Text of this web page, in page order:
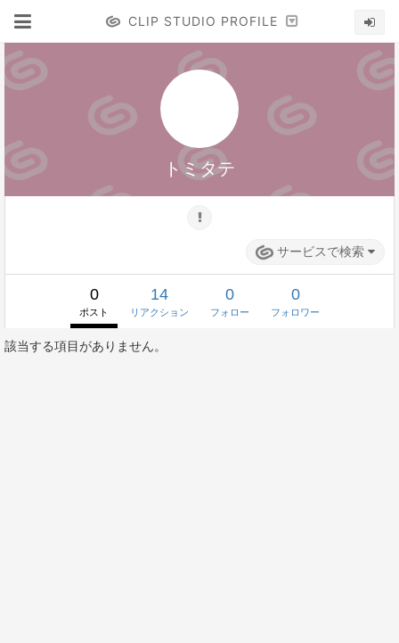
CLIP STUDIO PROFILE
トミタテ
サービスで検索
0
ポスト
14
リアクション
0
フォロー
0
フォロワー
該当する項目がありません。